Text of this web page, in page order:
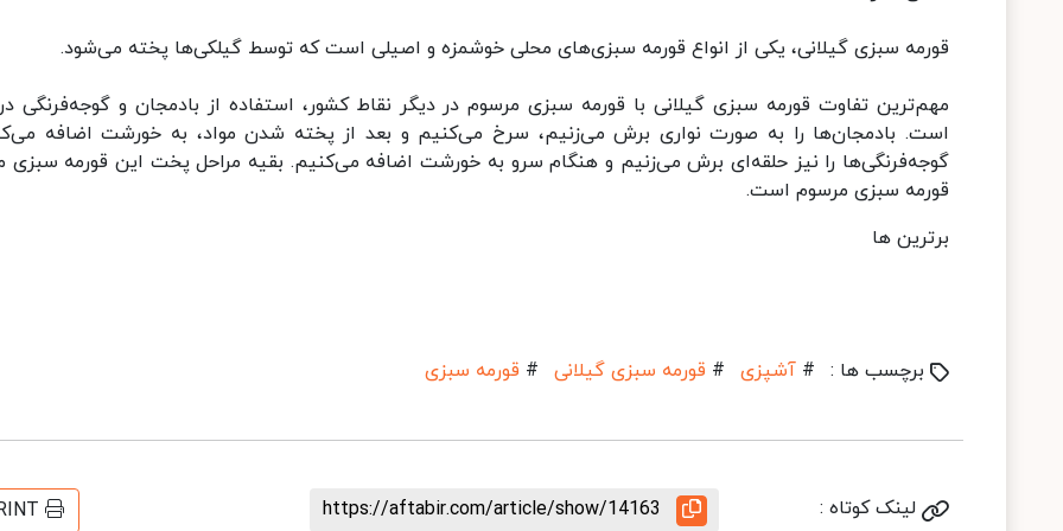
قورمه سبزی گیلانی، یکی از انواع قورمه سبزی‌های محلی خوشمزه و اصیلی است که توسط گیلکی‌ها پخته می‌شود.
مهم‌ترین تفاوت قورمه سبزی گیلانی با قورمه سبزی مرسوم در دیگر نقاط کشور، استفاده از بادمجان و گوجه‌فرنگی
است. بادمجان‌ها را به صورت نواری برش می‌زنیم، سرخ می‌کنیم و بعد از پخته شدن مواد، به خورشت اضافه
گوجه‌فرنگی‌ها را نیز حلقه‌ای برش می‌زنیم و هنگام سرو به خورشت اضافه می‌کنیم. بقیه مراحل پخت این قورمه سبزی
قورمه سبزی مرسوم است.
برترین ها
برچسب ها : # آشپزی # قورمه سبزی گیلانی # قورمه سبزی
لینک کوتاه : https://aftabir.com/article/show/14163